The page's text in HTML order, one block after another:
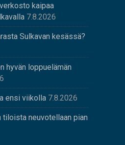
kaipaa
7.8.2026
Sulkavan kesässä?
hyvän loppuelämän
ensi viikolla 7.8.2026
tiloista neuvotellaan pian